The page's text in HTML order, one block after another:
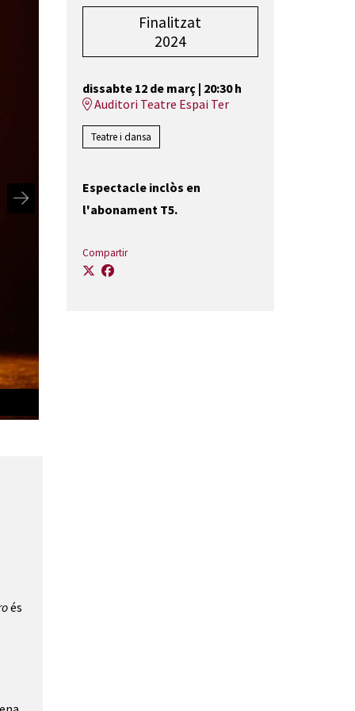
és
Finalitzat
2024
dissabte 12 de març | 20:30 h
Auditori Teatre Espai Ter
Teatre i dansa
Espectacle inclòs en
l'abonament T5.
Compartir